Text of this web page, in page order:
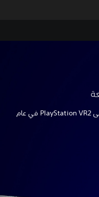
اكتشف بعض الألعاب المذهلة القادمة إلى PlayStation VR2 في عام